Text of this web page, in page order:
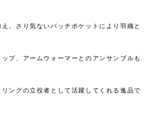
、さり気ないパッチポケットにより羽織と
プ、アームウォーマーとのアンサンブルも
ングの立役者として活躍してくれる逸品で